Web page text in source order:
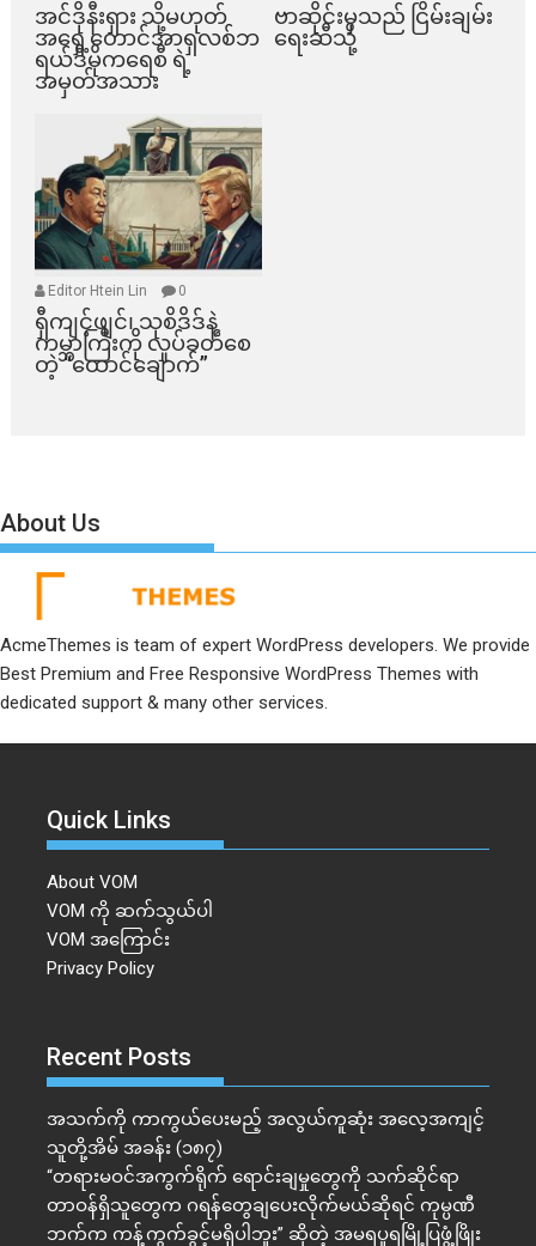
အင်ဒိုနီးရှား သို့မဟုတ်
အရှေ့တောင်အာရှလစ်ဘ
ရယ်ဒီမိုကရေစီ ရဲ့
အမှတ်အသား
ဗာဆိုင်းမှသည် ငြိမ်းချမ်း
ရေးဆီသို့
Editor Htein Lin 0
ရှီကျင့်ဖျင်၊ သုစိဒိဒ်နဲ့
ကမ္ဘာကြီးကို လှုပ်ခတ်စေ
တဲ့ “ထောင်ချောက်”
About Us
AcmeThemes is team of expert WordPress developers. We provide
Best Premium and Free Responsive WordPress Themes with
dedicated support & many other services.
Quick Links
About VOM
VOM ကို ဆက်သွယ်ပါ
VOM အကြောင်း
Privacy Policy
Recent Posts
အသက်ကို ကာကွယ်ပေးမည့် အလွယ်ကူဆုံး အလေ့အကျင့်
သူတို့အိမ် အခန်း (၁၈၇)
“တရားမဝင်အကွက်ရိုက် ရောင်းချမှုတွေကို သက်ဆိုင်ရာ
တာဝန်ရှိသူတွေက ဂရန်တွေချပေးလိုက်မယ်ဆိုရင် ကုမ္ပဏီ
ဘက်က ကန့်ကွက်ခွင့်မရှိပါဘူး” ဆိုတဲ့ အမရပူရမြို့ပြဖွံ့ဖြိုး